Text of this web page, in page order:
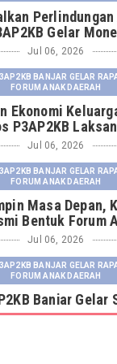
Perlindungan
Gelar
Jul 06, 2026
BANJAR GELAR
FORUM ANAK DAERAH
Ekonomi
P3AP2KB
Jul 06, 2026
BANJAR GELAR
FORUM ANAK DAERAH
Masa Depan,
Bentuk Forum
Jul 06, 2026
BANJAR GELAR
FORUM ANAK DAERAH
Banjar
dan